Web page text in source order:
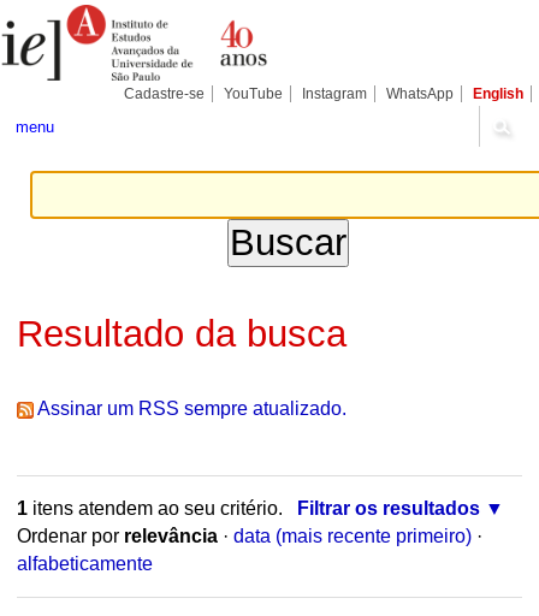
para
conteúdo.
Pessoais
Cadastre-se YouTube Instagram WhatsApp English
menu
Resultado da busca
Assinar um RSS sempre atualizado.
1itens atendem ao seu critério.
Filtrar os resultados
Ordenar por relevância · data (mais recente primeiro) ·
alfabeticamente